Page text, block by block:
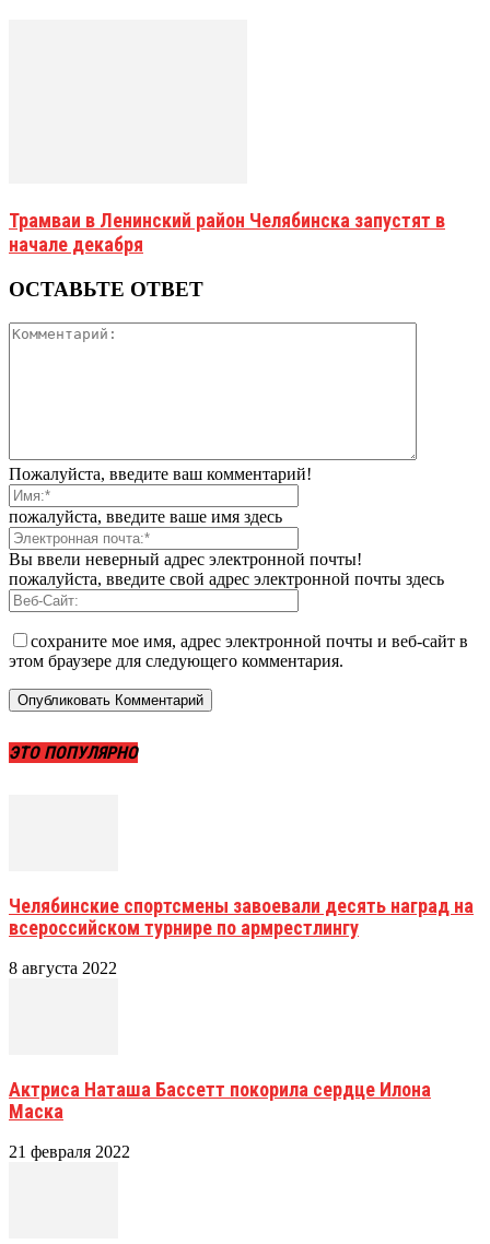
Трамваи в Ленинский район Челябинска запустят в
начале декабря
ОСТАВЬТЕ ОТВЕТ
Пожалуйста, введите ваш комментарий!
пожалуйста, введите ваше имя здесь
Вы ввели неверный адрес электронной почты!
пожалуйста, введите свой адрес электронной почты здесь
сохраните мое имя, адрес электронной почты и веб-сайт в
этом браузере для следующего комментария.
ЭТО ПОПУЛЯРНО
Челябинские спортсмены завоевали десять наград на
всероссийском турнире по армрестлингу
8 августа 2022
Актриса Наташа Бассетт покорила сердце Илона
Маска
21 февраля 2022